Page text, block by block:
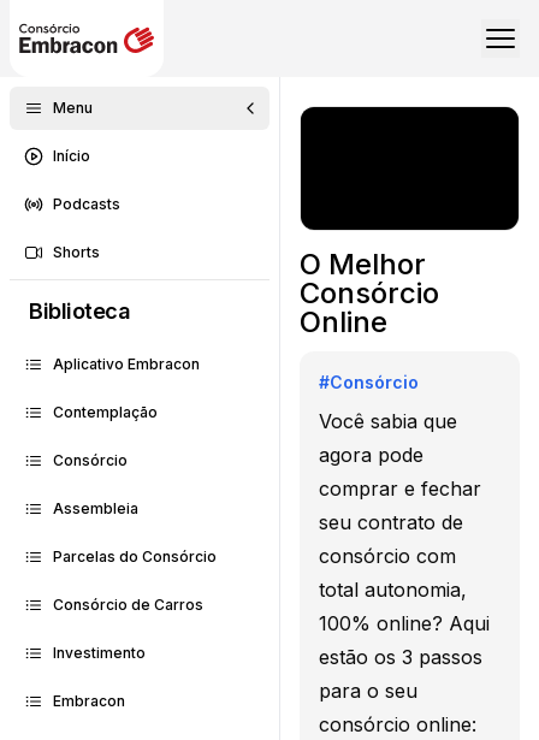
Menu
Início
Podcasts
Shorts
Biblioteca
Aplicativo Embracon
Contemplação
Consórcio
Assembleia
Parcelas do Consórcio
Consórcio de Carros
Investimento
Embracon
O Melhor
Consórcio
Online
#Consórcio
Você sabia que
agora pode
comprar e fechar
seu contrato de
consórcio com
total autonomia,
100% online? Aqui
estão os 3 passos
para o seu
consórcio online: